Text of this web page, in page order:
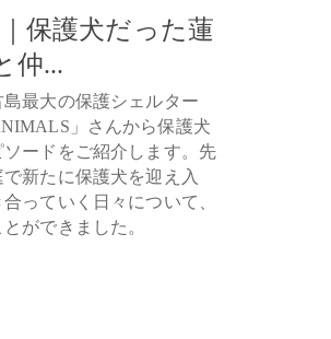
｜保護犬だった蓮
仲...
最大の保護シェルター
」さんから保護犬
ードをご紹介します。先
新たに保護犬を迎え入
っていく日々について、
ができました。